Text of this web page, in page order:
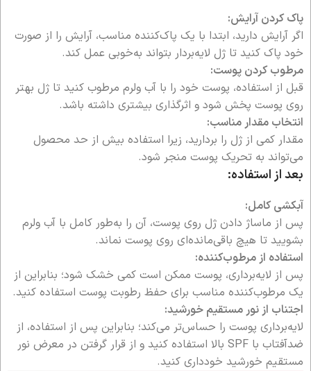
پاک کردن آرایش:
اگر آرایش دارید، ابتدا با یک پاک‌کننده مناسب، آرایش را از صورت
خود پاک کنید تا ژل لایه‌بردار بتواند به‌خوبی عمل کند.
مرطوب کردن پوست:
قبل از استفاده، پوست خود را با آب ولرم مرطوب کنید تا ژل بهتر
روی پوست پخش شود و اثرگذاری بیشتری داشته باشد.
انتخاب مقدار مناسب:
مقدار کمی از ژل را بردارید، زیرا استفاده بیش از حد محصول
می‌تواند به تحریک پوست منجر شود.
بعد از استفاده:
آبکشی کامل:
پس از ماساژ دادن ژل روی پوست، آن را به‌طور کامل با آب ولرم
بشویید تا هیچ باقی‌مانده‌ای روی پوست نماند.
استفاده از مرطوب‌کننده:
پس از لایه‌برداری، پوست ممکن است کمی خشک شود؛ بنابراین از
یک مرطوب‌کننده مناسب برای حفظ رطوبت پوست استفاده کنید.
اجتناب از نور مستقیم خورشید:
لایه‌برداری پوست را حساس‌تر می‌کند؛ بنابراین پس از استفاده، از
ضدآفتاب با SPF بالا استفاده کنید و از قرار گرفتن در معرض نور
مستقیم خورشید خودداری کنید.